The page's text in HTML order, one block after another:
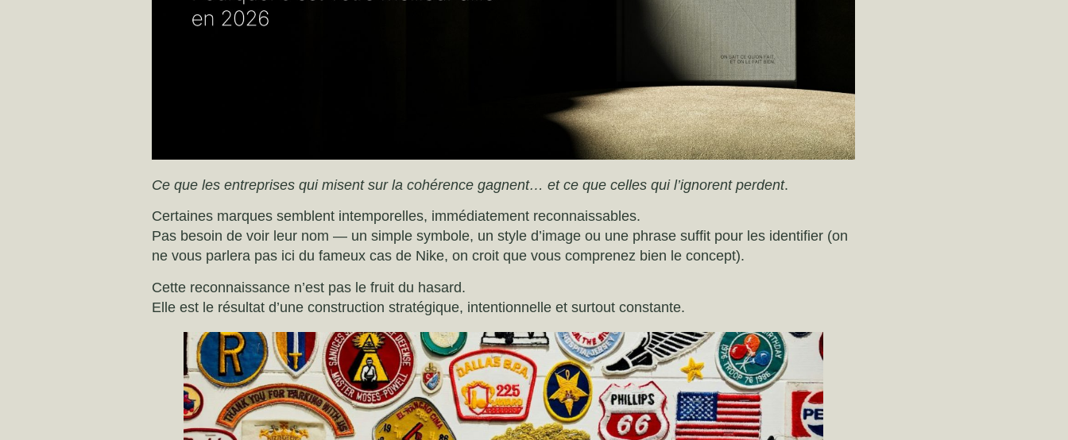
Ce que les entreprises qui misent sur la cohérence gagnent… et ce que celles qui l’ignorent perdent.
Certaines marques semblent intemporelles, immédiatement reconnaissables.
Pas besoin de voir leur nom — un simple symbole, un style d’image ou une phrase suffit pour les identifier (on
ne vous parlera pas ici du fameux cas de Nike, on croit que vous comprenez bien le concept).
Cette reconnaissance n’est pas le fruit du hasard.
Elle est le résultat d’une construction stratégique, intentionnelle et surtout constante.